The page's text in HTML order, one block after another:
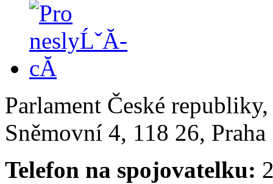
Parlament České
Sněmovní 4, 118 26,
Telefon na spojovatelku: